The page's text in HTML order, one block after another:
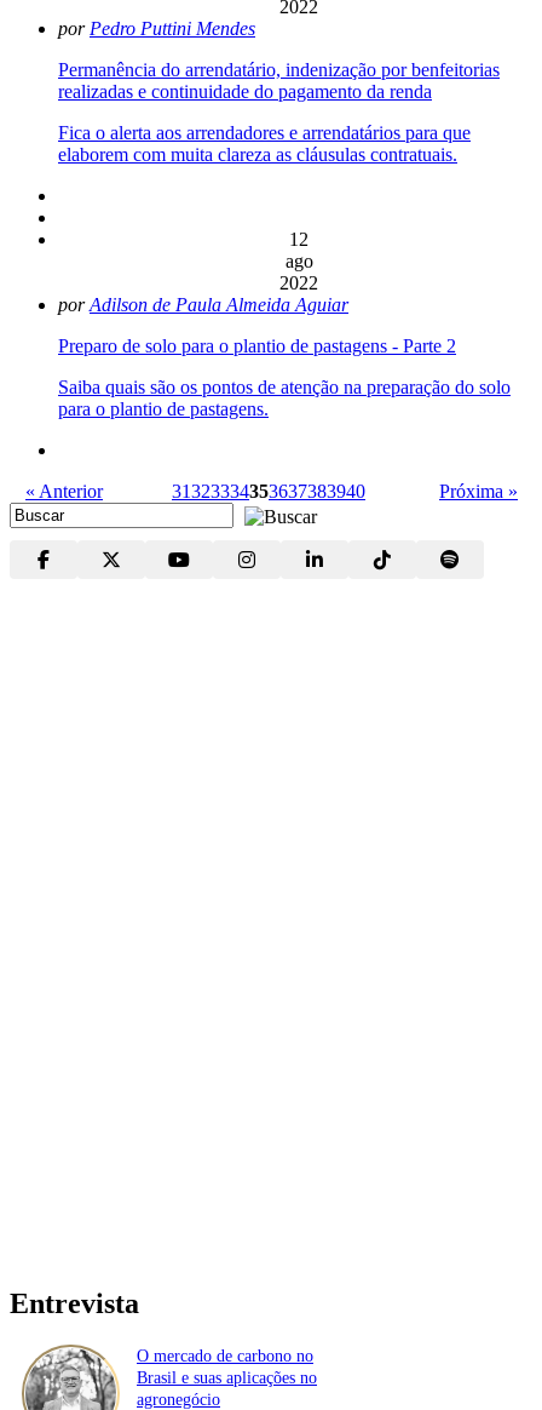
2022
por Pedro Puttini Mendes
Permanência do arrendatário, indenização por benfeitorias
realizadas e continuidade do pagamento da renda
Fica o alerta aos arrendadores e arrendatários para que
elaborem com muita clareza as cláusulas contratuais.
12
ago
2022
porAdilson de Paula Almeida Aguiar
Preparo de solo para o plantio de pastagens - Parte 2
Saiba quais são os pontos de atenção na preparação do solo
para o plantio de pastagens.
« Anterior 31323334353637383940 Próxima »
Entrevista
O mercado de carbono no
Brasil e suas aplicações no
agronegócio